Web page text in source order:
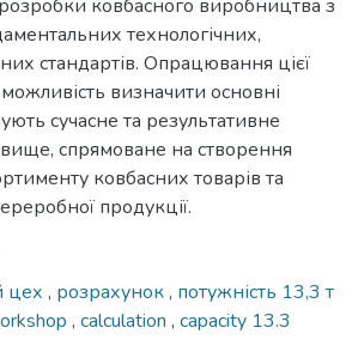
ковбасного виробництва з
технологічних,
стандартів. Опрацювання цієї
визначити основні
сучасне та результативне
спрямоване на створення
ковбасних товарів та
продукції.
цех , розрахунок, потужність 13,3 т
, calculation , capacity 13.3